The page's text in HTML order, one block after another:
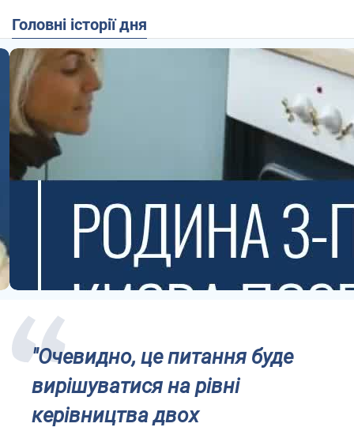
Головні історії дня
"Очевидно, це питання буде
вирішуватися на рівні
керівництва двох